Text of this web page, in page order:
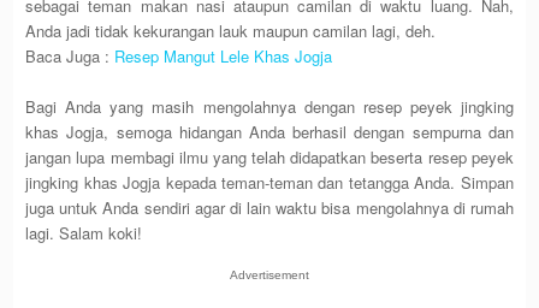
sebagai teman makan nasi ataupun camilan di waktu luang. Nah,
Anda jadi tidak kekurangan lauk maupun camilan lagi, deh.
Baca Juga : Resep Mangut Lele Khas Jogja
Bagi Anda yang masih mengolahnya dengan resep peyek jingking
khas Jogja, semoga hidangan Anda berhasil dengan sempurna dan
jangan lupa membagi ilmu yang telah didapatkan beserta resep peyek
jingking khas Jogja kepada teman-teman dan tetangga Anda. Simpan
juga untuk Anda sendiri agar di lain waktu bisa mengolahnya di rumah
lagi. Salam koki!
Advertisement